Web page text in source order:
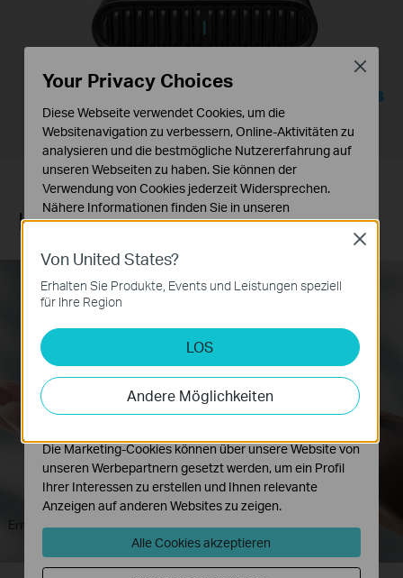
5 GHz
2,4 GHz
1201 Mbps
300 Mbps
Kraftvolles WiFi, taschengroß
Type-C-Stromanschluss
Bequeme Stromversorgung
USB-Anschluss
Ermöglicht Datei- & USB-
Internetfreigabe
2× Gigabit-Ports
Mehrere Geräte verbinden
Von United States?
Erhalten Sie Produkte, Events und Leistungen speziell
für Ihre Region
LOS
Andere Möglichkeiten
Close
Your Privacy Choices
Diese Webseite verwendet Cookies, um die
Websitenavigation zu verbessern, Online-Aktivitäten zu
analysieren und die bestmögliche Nutzererfahrung auf
unseren Webseiten zu haben. Sie können der
Verwendung von Cookies jederzeit Widersprechen.
Nähere Informationen finden Sie in unseren
Datenschutzhinweisen.
Notwendige Cookies
erforderlich und können in Ihren Systemen nicht
Analyse- und Marketing-Cookies
Analyse-Cookies ermöglichen es uns, Ihre Aktivitäten
auf unserer Website zu analysieren, um die
Funktionsweise unserer Website zu verbessern und
Die Marketing-Cookies können über unsere Website von
unseren Werbepartnern gesetzt werden, um ein Profil
Ihrer Interessen zu erstellen und Ihnen relevante
Anzeigen auf anderen Websites zu zeigen.
Alle Cookies akzeptieren
Close